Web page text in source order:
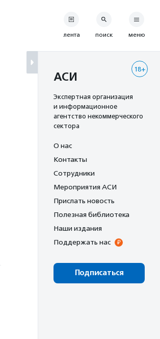
лента поиск меню
18+
АСИ
Экспертная организация
и информационное
агентство некоммерческого
сектора
О нас
Контакты
Сотрудники
Мероприятия АСИ
Прислать новость
Полезная библиотека
Наши издания
Поддержать нас
Подписаться